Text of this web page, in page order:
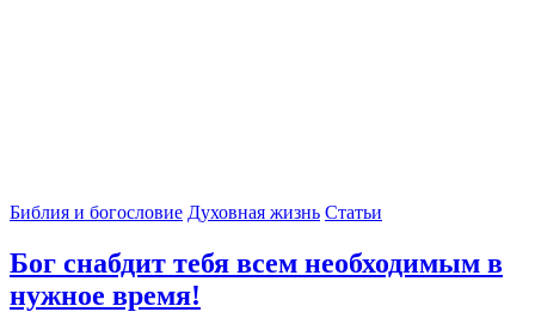
Библия и богословие Духовная жизнь Статьи
Бог снабдит тебя всем необходимым в
нужное время!